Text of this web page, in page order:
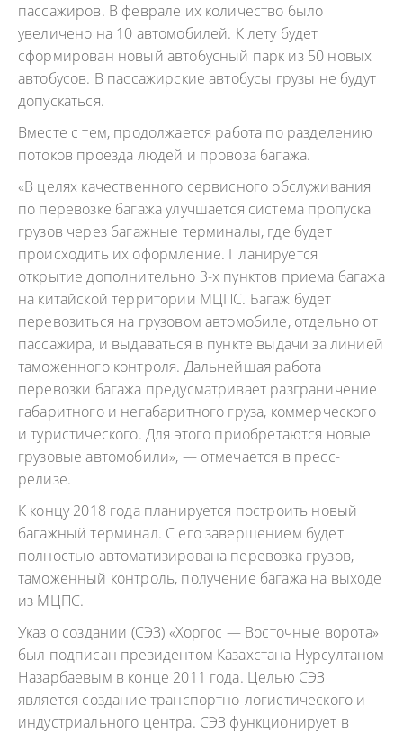
пассажиров. В феврале их количество было
увеличено на 10 автомобилей. К лету будет
сформирован новый автобусный парк из 50 новых
автобусов. В пассажирские автобусы грузы не будут
допускаться.
Вместе с тем, продолжается работа по разделению
потоков проезда людей и провоза багажа.
«В целях качественного сервисного обслуживания
по перевозке багажа улучшается система пропуска
грузов через багажные терминалы, где будет
происходить их оформление. Планируется
открытие дополнительно 3-х пунктов приема багажа
на китайской территории МЦПС. Багаж будет
перевозиться на грузовом автомобиле, отдельно от
пассажира, и выдаваться в пункте выдачи за линией
таможенного контроля. Дальнейшая работа
перевозки багажа предусматривает разграничение
габаритного и негабаритного груза, коммерческого
и туристического. Для этого приобретаются новые
грузовые автомобили», — отмечается в пресс-
релизе.
К концу 2018 года планируется построить новый
багажный терминал. С его завершением будет
полностью автоматизирована перевозка грузов,
таможенный контроль, получение багажа на выходе
из МЦПС.
Указ о создании (СЭЗ) «Хоргос — Восточные ворота»
был подписан президентом Казахстана Нурсултаном
Назарбаевым в конце 2011 года. Целью СЭЗ
является создание транспортно-логистического и
индустриального центра. СЭЗ функционирует в